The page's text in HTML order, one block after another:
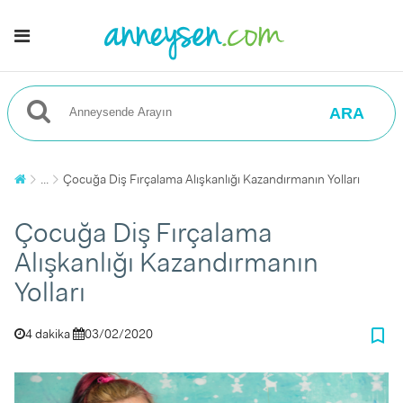
ARA
... Çocuğa Diş Fırçalama Alışkanlığı Kazandırmanın Yolları
Çocuğa Diş Fırçalama
Alışkanlığı Kazandırmanın
Yolları
4 dakika 03/02/2020 bookmark_border